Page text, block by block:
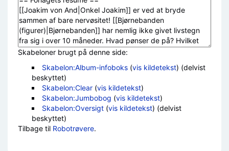
Skabeloner brugt på denne side:
Skabelon:Album-infoboks(vis kildetekst) (delvist
beskyttet)
Skabelon:Clear(vis kildetekst)
Skabelon:Jumbobog (vis kildetekst)
Skabelon:Oversigt(vis kildetekst) (delvist
beskyttet)
Tilbage til Robotrøvere.